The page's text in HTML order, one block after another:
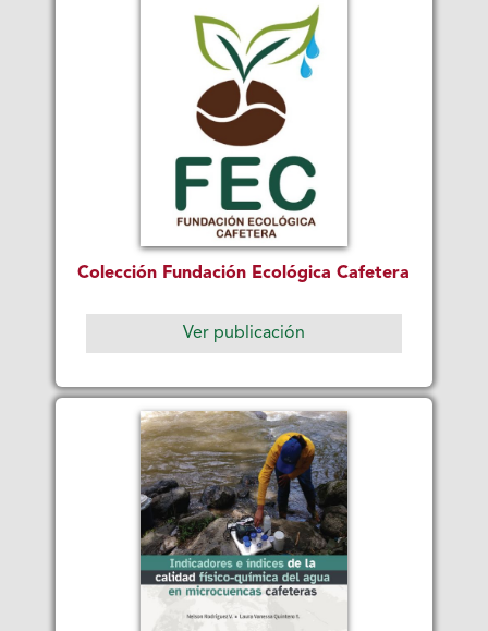
Colección Fundación Ecológica Cafetera
Ver publicación